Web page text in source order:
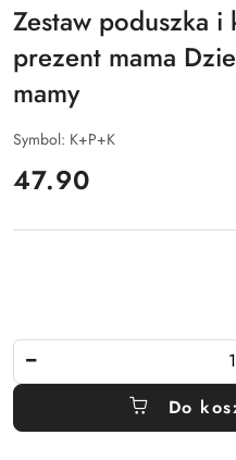
Zestaw poduszka
prezent mama
mamy
Symbol: K+P+K
cena:
47.90
Do